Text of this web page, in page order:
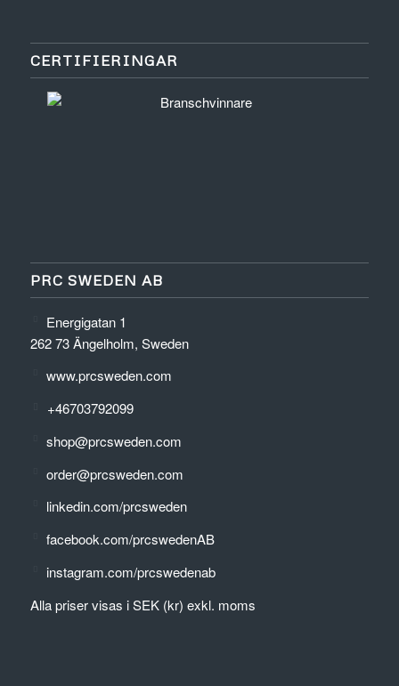
CERTIFIERINGAR
PRC SWEDEN AB
Energigatan 1
262 73 Ängelholm, Sweden
www.prcsweden.com
+46703792099
shop@prcsweden.com
order@prcsweden.com
linkedin.com/prcsweden
facebook.com/prcswedenAB
instagram.com/prcswedenab
Alla priser visas i SEK (kr) exkl. moms